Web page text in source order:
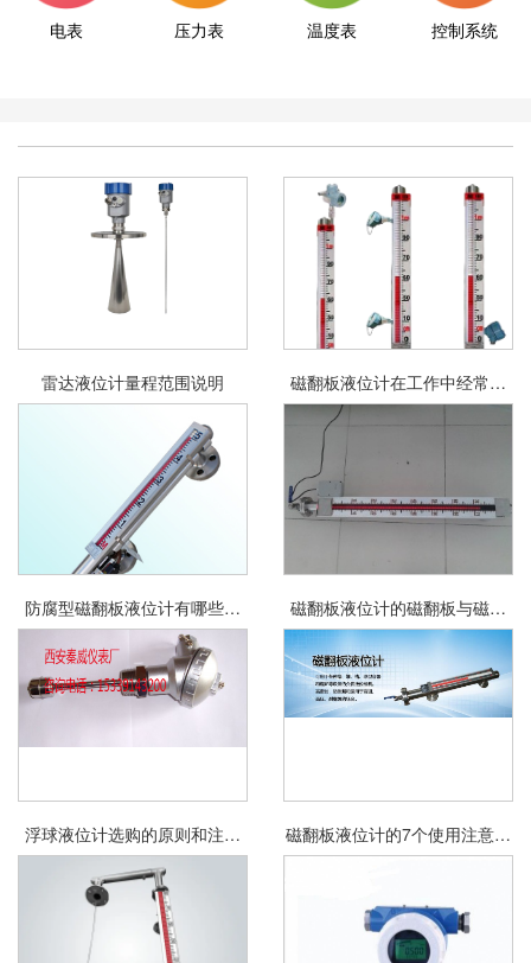
电表 压力表 温度表 控制系统
雷达液位计量程范围说明 磁翻板液位计在工作中经常会
出现故障
防腐型磁翻板液位计有哪些优
点和用途
磁翻板液位计的磁翻板与磁翻
柱有何不同
浮球液位计选购的原则和注意
事项
磁翻板液位计的7个使用注意事
项